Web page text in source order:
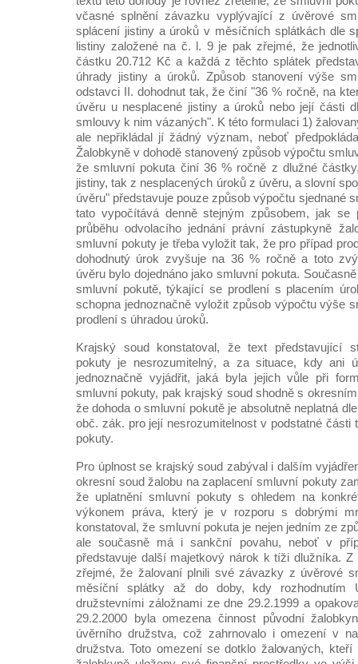
včasné splnění závazku vyplývající z úvěrové
splácení jistiny a úroků v měsíčních splátkách dle
listiny založené na č. l. 9 je pak zřejmé, že
částku 20.712 Kč a každá z těchto splátek
úhrady jistiny a úroků. Způsob stanovení výše
odstavci II. dohodnut tak, že činí "36 % ročně, na
úvěru u nesplacené jistiny a úroků nebo její části
smlouvy k nim vázaných". K této formulaci 1)
ale nepřikládal jí žádný význam, neboť
Žalobkyně v dohodě stanovený způsob výpočtu
že smluvní pokuta činí 36 % ročně z dlužné
jistiny, tak z nesplacených úroků z úvěru, a slovní
úvěru" představuje pouze způsob výpočtu sjednané
tato vypočítává denně stejným způsobem, jak
průběhu odvolacího jednání právní zástupkyně
smluvní pokuty je třeba vyložit tak, že pro případ
dohodnutý úrok zvyšuje na 36 % ročně a toto
úvěru bylo dojednáno jako smluvní pokuta.
smluvní pokutě, týkající se prodlení s placením
schopna jednoznačně vyložit způsob výpočtu výše
prodlení s úhradou úroků.
Krajský soud konstatoval, že text představující
pokuty je nesrozumitelný, a za situace, kdy ani
jednoznačně vyjádřit, jaká byla jejich vůle při
smluvní pokuty, pak krajský soud shodně s
že dohoda o smluvní pokutě je absolutně neplatná
obč. zák. pro její nesrozumitelnost v podstatné
pokuty.
Pro úplnost se krajský soud zabýval i dalším
okresní soud žalobu na zaplacení smluvní pokuty
že uplatnění smluvní pokuty s ohledem na
výkonem práva, který je v rozporu s dobrými
konstatoval, že smluvní pokuta je nejen jedním ze
ale současně má i sankční povahu, neboť v
představuje další majetkový nárok k tíži dlužníka.
zřejmé, že žalovaní plnili své závazky z úvěrové
měsíční splátky až do doby, kdy rozhodnutím
družstevními záložnami ze dne 29.2.1999 a
29.2.2000 byla omezena činnost původní
úvěrního družstva, což zahrnovalo i omezení v
družstva. Toto omezení se dotklo žalovaných,